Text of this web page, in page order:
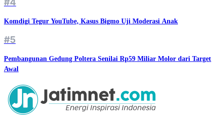
Komdigi Tegur YouTube, Kasus Bigmo Uji Moderasi Anak
#5
Pembangunan Gedung Poltera Senilai Rp59 Miliar Molor dari Target
Awal